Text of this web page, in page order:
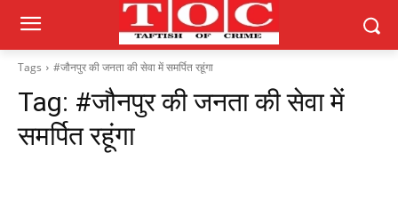
Tags #जौनपुर की जनता की सेवा में समर्पित रहूंगा
Tag: #जौनपुर की जनता की सेवा में
समर्पित रहूंगा